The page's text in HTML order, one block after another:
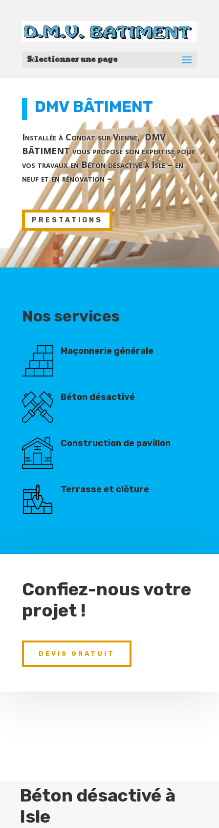
Sélectionner une page
DMV BÂTIMENT
Installée à Condat sur Vienne, DMV
BÂTIMENT vous propose son expertise pour
vos travaux en Béton désactivé à Isle – en
neuf et en rénovation –
PRESTATIONS
Nos services
Maçonnerie générale
Béton désactivé
Construction de pavillon
Terrasse et clôture
Confiez-nous votre
projet !
DEVIS GRATUIT
Béton désactivé à
Isle